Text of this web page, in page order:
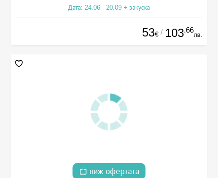
Дата: 24.06 - 20.09 + закуска
53€ / 103.66
лв.
виж офертата